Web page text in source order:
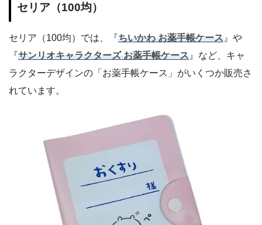
セリア（100均）
セリア（100均）では、『ちいかわ お薬手帳ケース 』や
『サンリオキャラクターズ お薬手帳ケース 』など、キャ
ラクターデザインの「お薬手帳ケース」がいくつか販売さ
れています。